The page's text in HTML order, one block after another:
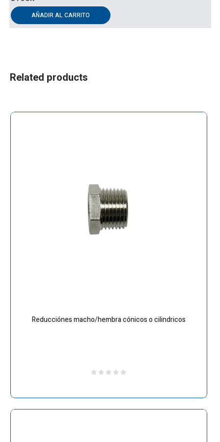
AÑADIR AL CARRITO
Related products
Reducciónes macho/hembra cónicos o cilindricos